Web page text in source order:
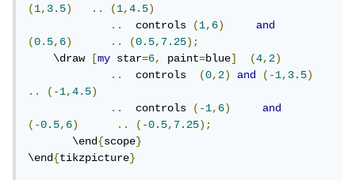
(1,3.5) .. (1,4.5)
..
  controls
(1,6)
and
(0.5,6) .. (0.5,7.25);
    \draw
[my star=6, paint=blue] (4,2)
..
  controls
(0,2) and (-1,3.5)
..
(-1,4.5)
..
  controls
(-1,6)
and
(-0.5,6) .. (-0.5,7.25);
       \end
{scope}
\end{tikzpicture}